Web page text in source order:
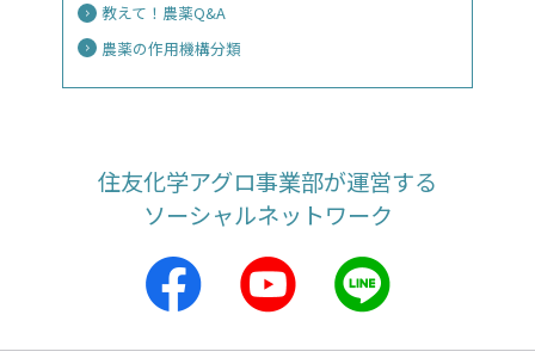
教えて！農薬Q&A
農薬の作用機構分類
住友化学アグロ事業部が運営する
ソーシャルネットワーク